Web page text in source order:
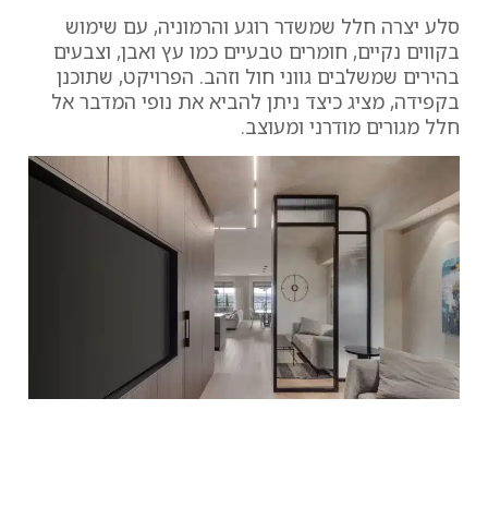
סלע יצרה חלל שמשדר רוגע והרמוניה, עם שימוש
בקווים נקיים, חומרים טבעיים כמו עץ ואבן, וצבעים
בהירים שמשלבים גווני חול וזהב. הפרויקט, שתוכנן
בקפידה, מציג כיצד ניתן להביא את נופי המדבר אל
חלל מגורים מודרני ומעוצב.